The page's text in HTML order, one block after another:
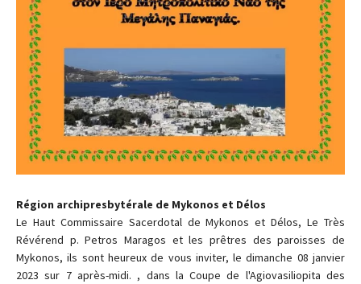
Région archipresbytérale de Mykonos et Délos
Le Haut Commissaire Sacerdotal de Mykonos et Délos, Le Très
Révérend p. Petros Maragos et les prêtres des paroisses de
Mykonos, ils sont heureux de vous inviter, le dimanche 08 janvier
2023 sur 7 après-midi. , dans la Coupe de l'Agiovasiliopita des